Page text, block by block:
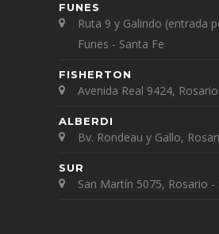
FUNES
Ruta 9 y Galindo (entrada
Funes - Santa Fe
FISHERTON
Avenida Real 9424, Rosario
ALBERDI
Bv. Rondeau y Gallo,
SUR
San Martín 5075, Rosario -